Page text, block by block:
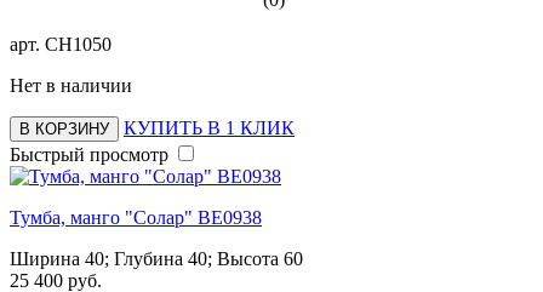
арт. СН1050
Нет в наличии
В КОРЗИНУ
КУПИТЬ В 1 КЛИК
Быстрый просмотр
Тумба, манго "Солар" ВЕ0938
Ширина 40; Глубина 40; Высота 60
25 400 руб.